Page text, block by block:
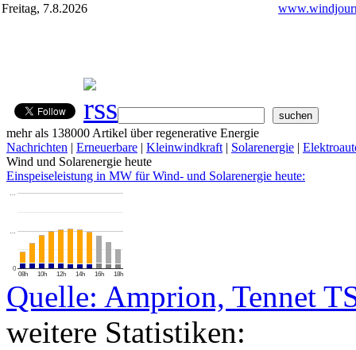
Freitag, 7.8.2026
mehr als 138000 Artikel über regenerative Energie
Nachrichten | Erneuerbare | Kleinwindkraft | Solarenergie |
Wind und Solarenergie heute
Einspeiseleistung in MW für Wind- und Solarenergie heute:
08h 10h 12h 14h 16h 18h
0
…
…
Quelle: Amprion, Tennet
weitere Statistiken: